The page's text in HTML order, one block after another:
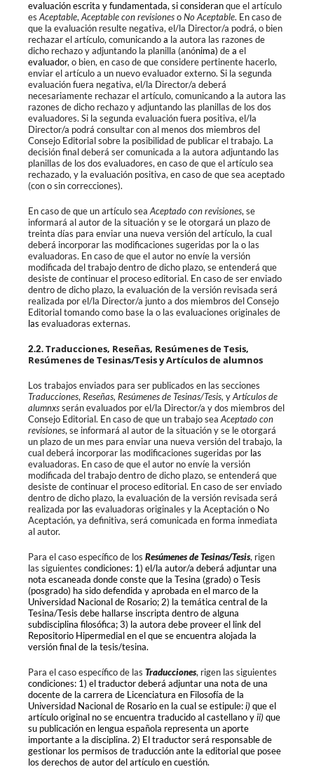
evaluación escrita y fundamentada, si consideranque el artículo
es Aceptable, Aceptable con revisionesoNo Aceptable. En caso de
que la evaluación resulte negativa, el/la Director/a podrá, o bien
rechazar el artículo, comunicandoa la autora las razones de
dicho rechazo y adjuntando la planilla (anónima) dea el
evaluador, o bien, en caso de que considere pertinente hacerlo,
enviar el artículo a un nuevo evaluador externo. Si la segunda
evaluación fuera negativa, el/la Director/a deberá
necesariamente rechazar el artículo, comunicandoa la autora las
razones de dicho rechazo y adjuntando las planillas de los dos
evaluadores. Si la segunda evaluación fuera positiva, el/la
Director/a podrá consultar con al menos dos miembros del
Consejo Editorial sobre la posibilidad de publicar el trabajo. La
decisión final deberá ser comunicada a la autora adjuntando las
planillas de los dos evaluadores, en caso de que el artículo sea
rechazado, y la evaluación positiva, en caso de que sea aceptado
(con o sin correcciones).
En caso de que un artículo sea Aceptado con revisiones, se
informará al autor de la situación y se le otorgará un plazo de
treinta días para enviar una nueva versión del artículo, la cual
deberá incorporar las modificaciones sugeridas por la o las
evaluadoras. En caso de que el autor no envíe la versión
modificada del trabajo dentro de dicho plazo, se entenderá que
desiste de continuar el proceso editorial. En caso de ser enviado
dentro de dicho plazo, la evaluación de la versión revisada será
realizada por el/la Director/a junto a dos miembros del Consejo
Editorial tomando como base la o las evaluaciones originales de
las evaluadoras externas.
2.2.Traducciones, Reseñas, Resúmenes de Tesis,
Resúmenes de Tesinas/Tesis y Artículos de alumnos
Los trabajos enviados para ser publicados en las secciones
Traducciones, Reseñas, Resúmenes de Tesinas/Tesis, yArtículos de
alumnxsserán evaluados por el/la Director/a y dos miembros del
Consejo Editorial. En caso de que un trabajo sea Aceptado con
revisiones, se informará al autor de la situación y se le otorgará
un plazo de un mes para enviar una nueva versión del trabajo, la
cual deberá incorporar las modificaciones sugeridas por las
evaluadoras. En caso de que el autor no envíe la versión
modificada del trabajo dentro de dicho plazo, se entenderá que
desiste de continuarel proceso editorial. En caso de ser enviado
dentro de dicho plazo, la evaluación de la versión revisada será
realizada por las evaluadoras originales y la Aceptación o No
Aceptación, ya definitiva, será comunicada en forma inmediata
al autor.
Para el caso específico de los Resúmenes de Tesinas/Tesis, rigen
las siguientes condiciones: 1) el/la autor/a deberá adjuntar una
nota escaneada donde conste que la Tesina (grado) o Tesis
(posgrado) ha sido defendida y aprobada en el marco de la
Universidad Nacional de Rosario; 2) la temática central de la
Tesina/Tesis debe hallarse inscripta dentro de alguna
subdisciplina filosófica; 3) la autora debe proveer el link del
Repositorio Hipermedial en el que se encuentra alojada la
versión final de la tesis/tesina.
Para el caso específico de las Traducciones, rigen las siguientes
condiciones: 1) eltraductor deberá adjuntar una nota de una
docente de la carrera de Licenciatura en Filosofía de la
Universidad Nacional de Rosario en la cual se estipule:i) que el
artículooriginal no se encuentra traducido al castellano yii) que
su publicación en lengua española representa un aporte
importante a la disciplina. 2) Eltraductor será responsable de
gestionar los permisos de traducción ante la editorial que posee
los derechos de autor del artículo en cuestión.